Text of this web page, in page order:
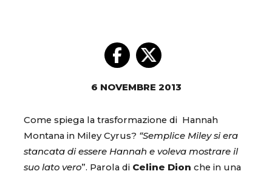
6 NOVEMBRE 2013
Come spiega la trasformazione di Hannah
Montana in Miley Cyrus? “Semplice Miley si era
stancata di essere Hannah e voleva mostrare il
suo lato vero”. Parola di Celine Dion che in una